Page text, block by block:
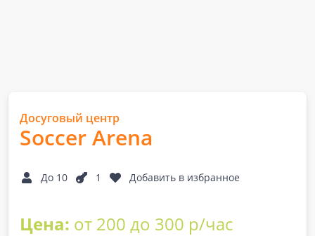
Досуговый центр
Soccer Arena
До 10 1 Добавить в избранное
Цена: от 200 до 300 р/час